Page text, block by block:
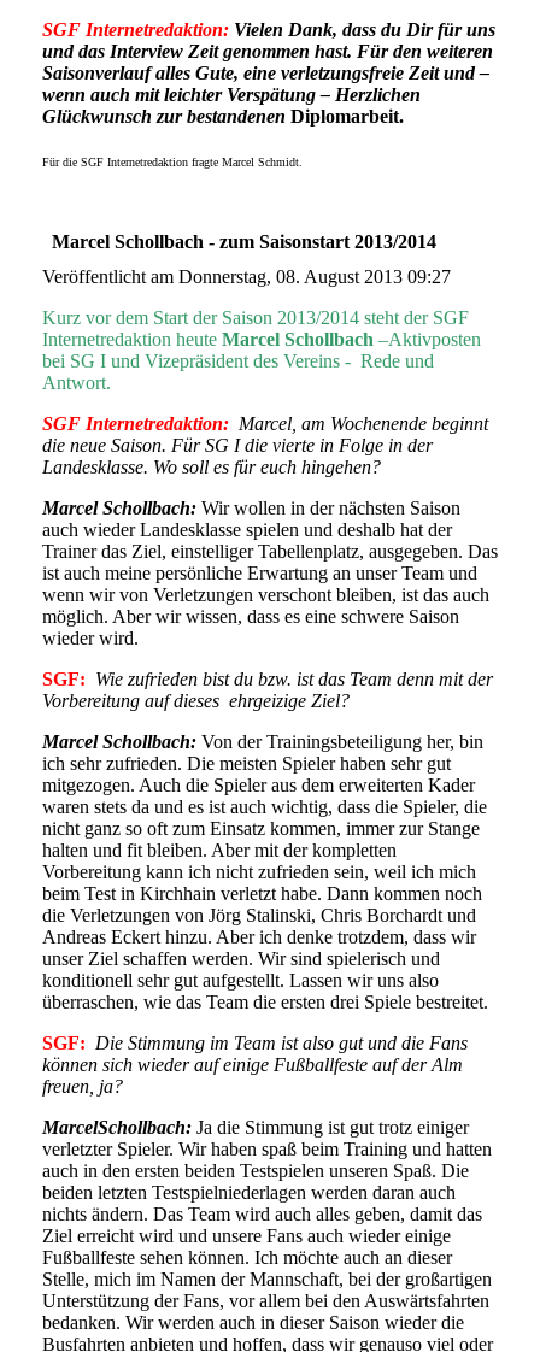
SGF Internetredaktion: Vielen Dank, dass du Dir für uns
und das Interview Zeit genommen hast. Für den weiteren
Saisonverlauf alles Gute, eine verletzungsfreie Zeit und –
wenn auch mit leichter Verspätung – Herzlichen
Glückwunsch zur bestandenen Diplomarbeit.
Für die SGF Internetredaktion fragte Marcel Schmidt.
Marcel Schollbach - zum Saisonstart 2013/2014
Veröffentlicht am Donnerstag, 08. August 2013 09:27
Kurz vor dem Start der Saison 2013/2014 steht der SGF
Internetredaktion heute Marcel Schollbach –Aktivposten
bei SG I und Vizepräsident des Vereins - Rede und
Antwort.
SGF Internetredaktion: Marcel, am Wochenende beginnt
die neue Saison. Für SG I die vierte in Folge in der
Landesklasse. Wo soll es für euch hingehen?
Marcel Schollbach: Wir wollen in der nächsten Saison
auch wieder Landesklasse spielen und deshalb hat der
Trainer das Ziel, einstelliger Tabellenplatz, ausgegeben. Das
ist auch meine persönliche Erwartung an unser Team und
wenn wir von Verletzungen verschont bleiben, ist das auch
möglich. Aber wir wissen, dass es eine schwere Saison
wieder wird.
SGF: Wie zufrieden bist du bzw. ist das Team denn mit der
Vorbereitung auf dieses ehrgeizige Ziel?
Marcel Schollbach: Von der Trainingsbeteiligung her, bin
ich sehr zufrieden. Die meisten Spieler haben sehr gut
mitgezogen. Auch die Spieler aus dem erweiterten Kader
waren stets da und es ist auch wichtig, dass die Spieler, die
nicht ganz so oft zum Einsatz kommen, immer zur Stange
halten und fit bleiben. Aber mit der kompletten
Vorbereitung kann ich nicht zufrieden sein, weil ich mich
beim Test in Kirchhain verletzt habe. Dann kommen noch
die Verletzungen von Jörg Stalinski, Chris Borchardt und
Andreas Eckert hinzu. Aber ich denke trotzdem, dass wir
unser Ziel schaffen werden. Wir sind spielerisch und
konditionell sehr gut aufgestellt. Lassen wir uns also
überraschen, wie das Team die ersten drei Spiele bestreitet.
SGF: Die Stimmung im Team ist also gut und die Fans
können sich wieder auf einige Fußballfeste auf der Alm
freuen, ja?
MarcelSchollbach: Ja die Stimmung ist gut trotz einiger
verletzter Spieler. Wir haben spaß beim Training und hatten
auch in den ersten beiden Testspielen unseren Spaß. Die
beiden letzten Testspielniederlagen werden daran auch
nichts ändern. Das Team wird auch alles geben, damit das
Ziel erreicht wird und unsere Fans auch wieder einige
Fußballfeste sehen können. Ich möchte auch an dieser
Stelle, mich im Namen der Mannschaft, bei der großartigen
Unterstützung der Fans, vor allem bei den Auswärtsfahrten
bedanken. Wir werden auch in dieser Saison wieder die
Busfahrten anbieten und hoffen, dass wir genauso viel oder